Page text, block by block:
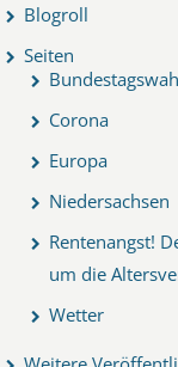
Blogroll
Seiten
Corona
Europa
Niedersachsen
Rentenangst!
um die
Wetter